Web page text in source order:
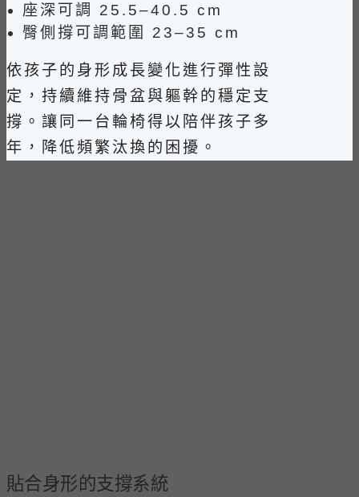
座深可調 25.5–40.5 cm
臀側撐可調範圍 23–35 cm
依孩子的身形成長變化進行彈性設
定，持續維持骨盆與軀幹的穩定支
撐。讓同一台輪椅得以陪伴孩子多
年，降低頻繁汰換的困擾。
貼合身形的支撐系統